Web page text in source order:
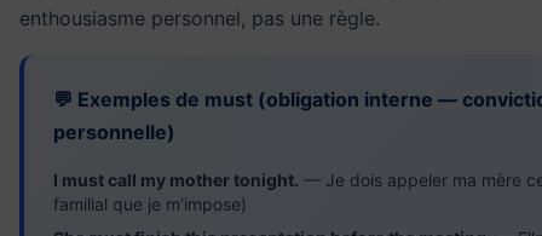
enthousiasme personnel, pas une règle.
💬 Exemples de must (obligation interne —
personnelle)
I must call my mother tonight. — Je dois appeler ma mère
familial que je m’impose)